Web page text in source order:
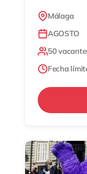
Málaga
AGOSTO
50
Fecha